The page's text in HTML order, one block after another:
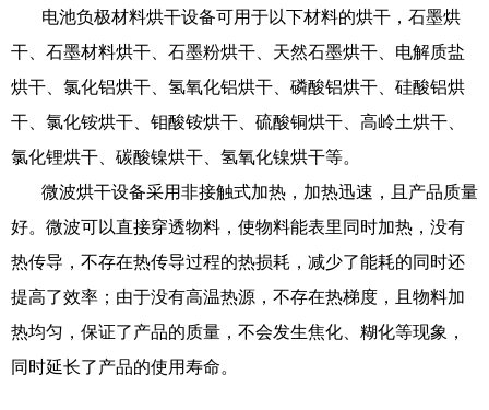
电池负极材料烘干设备可用于以下材料的烘干，石墨烘
干、石墨材料烘干、石墨粉烘干、天然石墨烘干、电解质盐
烘干、氯化铝烘干、氢氧化铝烘干、磷酸铝烘干、硅酸铝烘
干、氯化铵烘干、钼酸铵烘干、硫酸铜烘干、高岭土烘干、
氯化锂烘干、碳酸镍烘干、氢氧化镍烘干等。
微波烘干设备采用非接触式加热，加热迅速，且产品质量
好。微波可以直接穿透物料，使物料能表里同时加热，没有
热传导，不存在热传导过程的热损耗，减少了能耗的同时还
提高了效率；由于没有高温热源，不存在热梯度，且物料加
热均匀，保证了产品的质量，不会发生焦化、糊化等现象，
同时延长了产品的使用寿命。